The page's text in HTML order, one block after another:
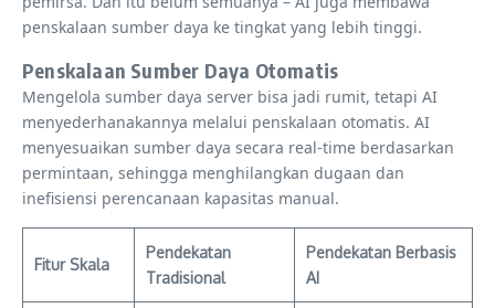
penskalaan sumber daya ke tingkat yang lebih tinggi.
Penskalaan Sumber Daya Otomatis
Mengelola sumber daya server bisa jadi rumit, tetapi AI
menyederhanakannya melalui penskalaan otomatis. AI
menyesuaikan sumber daya secara real-time berdasarkan
permintaan, sehingga menghilangkan dugaan dan
inefisiensi perencanaan kapasitas manual.
Fitur Skala
Pendekatan
Tradisional
Pendekatan Berbasis
AI